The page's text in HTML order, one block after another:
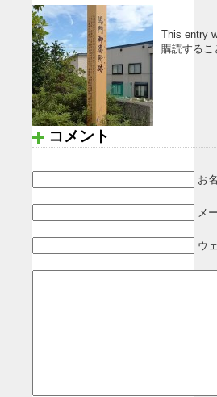
This entry
購読するこ
コメント
お
メ
ウ